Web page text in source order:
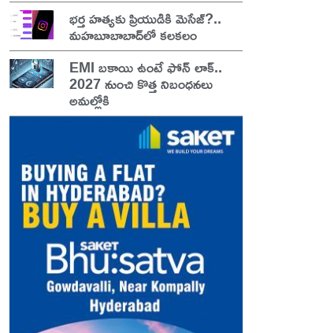
భర్త హత్యకు ప్రియుడికి మెసేజ్?..
మహబూబాబాద్‌లో కలకలం
EMI బకాయి ఉంటే ఫోన్ లాక్..
2027 నుంచి కొత్త నిబంధనలు
అమల్లోకి